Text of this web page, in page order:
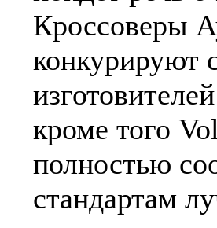
Кроссоверы
конкурируют
кроме того
полностью
стандартам